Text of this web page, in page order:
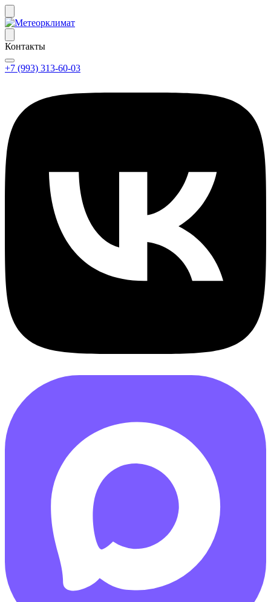
Контакты
+7 (993) 313-60-03